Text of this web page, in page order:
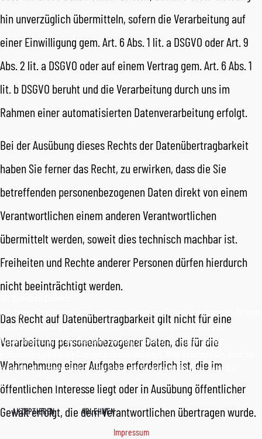
hin unverzüglich übermitteln, sofern die Verarbeitung auf
einer Einwilligung gem. Art. 6 Abs. 1 lit. a DSGVO oder Art. 9
Abs. 2 lit. a DSGVO oder auf einem Vertrag gem. Art. 6 Abs. 1
lit. b DSGVO beruht und die Verarbeitung durch uns im
Rahmen einer automatisierten Datenverarbeitung erfolgt.
Bei der Ausübung dieses Rechts der Datenübertragbarkeit
haben Sie ferner das Recht, zu erwirken, dass die Sie
betreffenden personenbezogenen Daten direkt von einem
Verantwortlichen einem anderen Verantwortlichen
übermittelt werden, soweit dies technisch machbar ist.
Freiheiten und Rechte anderer Personen dürfen hierdurch
nicht beeinträchtigt werden.
Das Recht auf Datenübertragbarkeit gilt nicht für eine
Verarbeitung personenbezogener Daten, die für die
Wahrnehmung einer Aufgabe erforderlich ist, die im
öffentlichen Interesse liegt oder in Ausübung öffentlicher
Gewalt erfolgt, die dem Verantwortlichen übertragen wurde.
Wir nutzen Cookies auf unserer Website. Einige von ihnen sind essenziell für den
Betrieb der Seite, während andere uns helfen, diese Website und die
Nutzererfahrung zu verbessern (Tracking Cookies). Sie können selbst
einer Ablehnung womöglich nicht mehr alle Funktionalitäten der Seite zur
Verfügung stehen.
AKZEPTIEREN ABLEHNEN
Impressum